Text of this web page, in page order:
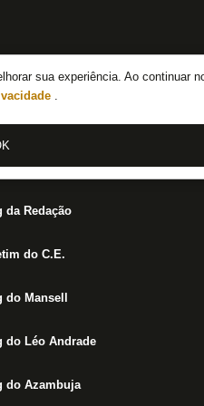
sua experiência. Ao continuar
.
do Botafogo
da Redação
do C.E.
do Mansell
do Léo Andrade
do Azambuja
Botafogo em
somos o rei